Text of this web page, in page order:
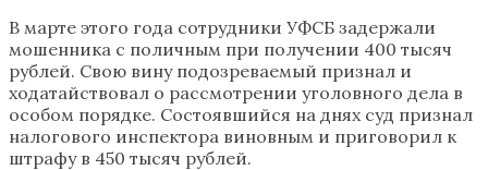
В марте этого года сотрудники УФСБ задержали
мошенника с поличным при получении 400 тысяч
рублей. Свою вину подозреваемый признал и
ходатайствовал о рассмотрении уголовного дела в
особом порядке. Состоявшийся на днях суд признал
налогового инспектора виновным и приговорил к
штрафу в 450 тысяч рублей.